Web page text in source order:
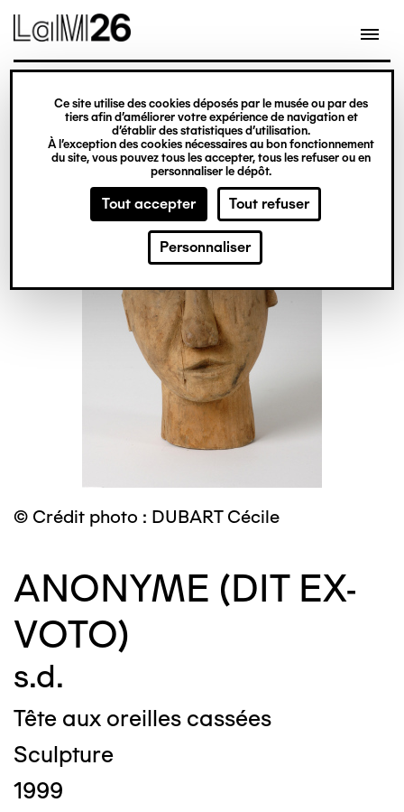
Gestion des cookies
Ce site utilise des cookies déposés par le musée ou par des
tiers afin d’améliorer votre expérience de navigation et
d’établir des statistiques d’utilisation.
À l’exception des cookies nécessaires au bon fonctionnement
du site, vous pouvez tous les accepter, tous les refuser ou en
personnaliser le dépôt.
Tout accepter Tout refuser
Personnaliser
contenu
© Crédit photo : DUBART Cécile
ANONYME (DIT EX-
VOTO)
s.d.
Tête aux oreilles cassées
Sculpture
1999